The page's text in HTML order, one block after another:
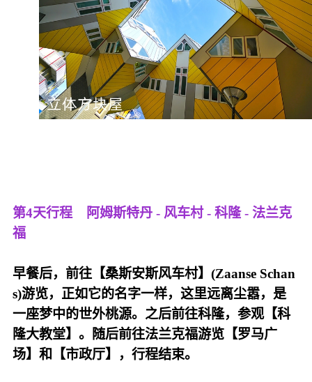
第4天行程
阿姆斯特丹 - 风车村 - 科隆 - 法兰克
福
早餐后，前往【桑斯安斯风车村】(Zaanse Schan
s)游览，正如它的名字一样，这里远离尘嚣，是
一座梦中的世外桃源。之后前往科隆，参观【科
隆大教堂】。随后前往法兰克福游览【罗马广
场】和【市政厅】，行程结束。